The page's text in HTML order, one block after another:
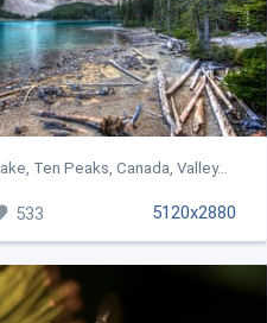
Ten Peaks, Canada, Valley...
5120x2880
533